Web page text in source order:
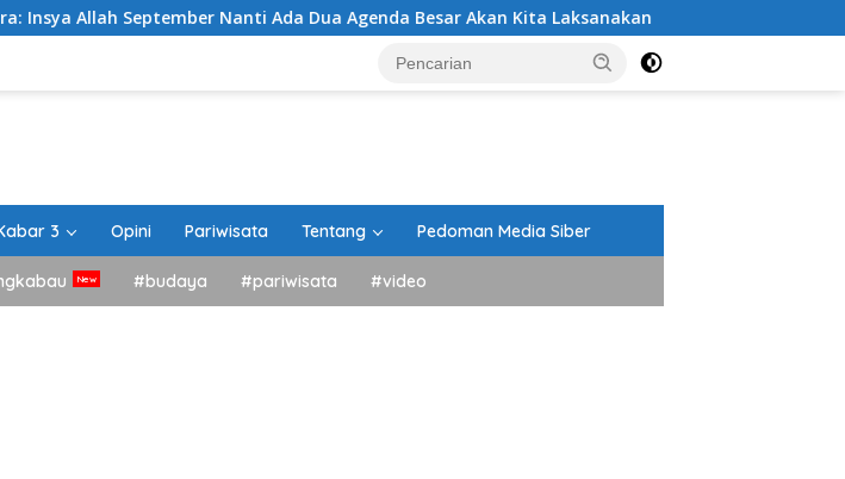
Nanti Ada Dua Agenda Besar Akan Kita Laksanakan DPRD Tanah Datar Gelar
3 Opini Pariwisata Tentang Pedoman Media Siber
#budaya #pariwisata #video